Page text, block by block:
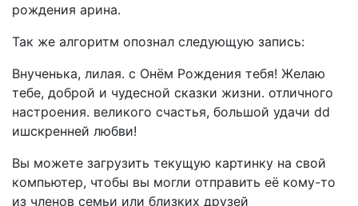
рождения арина.
Так же алгоритм опознал следующую запись:
Внученька, лилая. c Онём Рождения тебя! Желаю
тебе, доброй и чудесной сказки жизни. отличного
настроения. великого счастья, большой удачи dd
ишскренней любви!
Вы можете загрузить текущую картинку на свой
компьютер, чтобы вы могли отправить её кому-то
из членов семьи или близких друзей